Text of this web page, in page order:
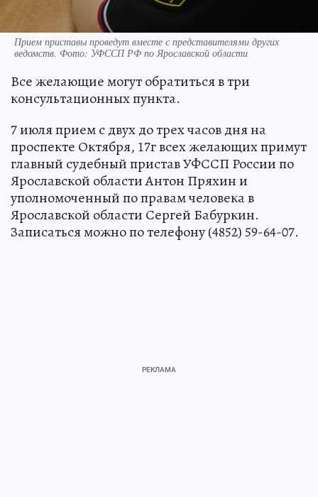
Прием приставы проведут вместе с представителями других
ведомств. Фото: УФССП РФ по Ярославской области
Все желающие могут обратиться в три
консультационных пункта.
7 июля прием с двух до трех часов дня на
проспекте Октября, 17г всех желающих примут
главный судебный пристав УФССП России по
Ярославской области Антон Пряхин и
уполномоченный по правам человека в
Ярославской области Сергей Бабуркин.
Записаться можно по телефону (4852) 59-64-07.